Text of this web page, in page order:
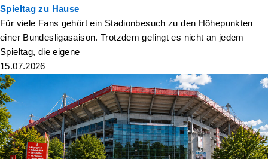
Spieltag zu Hause
Für viele Fans gehört ein Stadionbesuch zu den Höhepunkten
einer Bundesligasaison. Trotzdem gelingt es nicht an jedem
Spieltag, die eigene
15.07.2026